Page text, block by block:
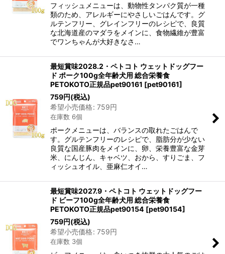
フィッシュメニューは、動物性タンパク質が一種
類のため、アレルギーにやさしいごはんです。グ
ルテンフリー、グレインフリーのレシピで、良質
な北海道産のマダラをメインに、食物繊維が豊富
でワンちゃんが大好きなさ…
最短賞味2028.2・ペトコト ウェットドッグフー
ド ポーク100g全年齢犬用 総合栄養食
PETOKOTO正規品pet90161 [pet90161]
759円(税込)
希望小売価格: 759円
在庫数 6個
ポークメニューは、バランスの取れたごはんで
す。グルテンフリーのレシピで、脂肪分が少ない
良質な国産豚肉をメインに、卵、栄養豊富な金芽
米、にんじん、キャベツ、おから、すりごま、フ
ィッシュオイル、亜麻仁オイ…
最短賞味2027.9・ペトコト ウェットドッグフー
ド ビーフ100g全年齢犬用 総合栄養食
PETOKOTO正規品pet90154 [pet90154]
759円(税込)
希望小売価格: 759円
在庫数 3個